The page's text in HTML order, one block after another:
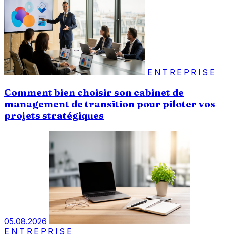
ENTREPRISE
Comment bien choisir son cabinet de
management de transition pour piloter vos
projets stratégiques
05.08.2026
ENTREPRISE